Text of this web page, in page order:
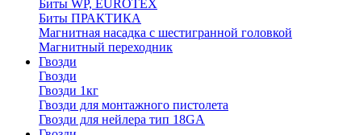
Биты WP, EUROTEX
Биты ПРАКТИКА
Магнитная насадка с шестигранной головкой
Магнитный переходник
Гвозди
Гвозди
Гвозди 1кг
Гвозди для монтажного пистолета
Гвозди для нейлера тип 18GA